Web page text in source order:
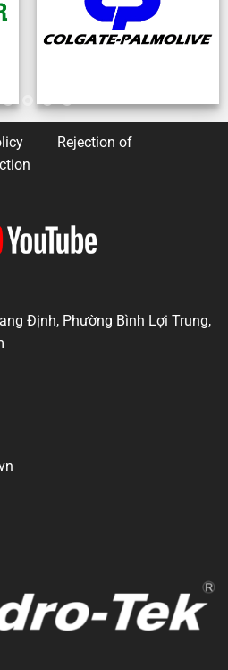
Rejection of
Định, Phường Bình Lợi Trung,